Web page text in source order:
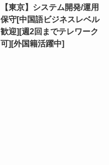
【東京】システム開発/運用
保守[中国語ビジネスレベル
歓迎][週2回までテレワーク
可][外国籍活躍中]